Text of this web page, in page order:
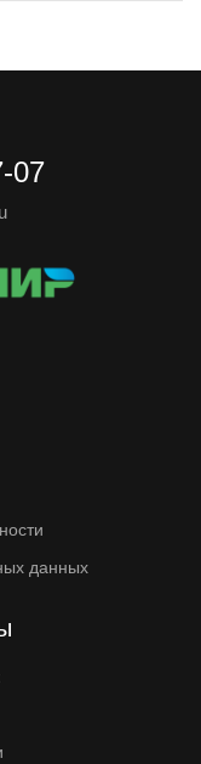
07
данных